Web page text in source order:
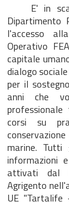
E' in
Dipartimento
l'accesso
Operativo
capitale
dialogo
per il
anni che
corsi su
marine. Tutti
informazioni
attivati dal
Agrigento
UE "Tartalife